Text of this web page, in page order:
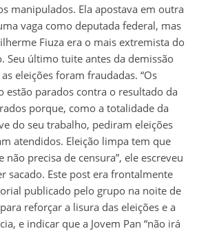
manipulados. Ela apostava em outra
vaga como deputada federal, mas
Fiuza era o mais extremista do
Seu último tuite antes da demissão
eleições foram fraudadas. “Os
estão parados contra o resultado da
porque, como a totalidade da
do seu trabalho, pediram eleições
atendidos. Eleição limpa tem que
não precisa de censura”, ele escreveu
sacado. Este post era frontalmente
publicado pelo grupo na noite de
reforçar a lisura das eleições e a
e indicar que a Jovem Pan “não irá